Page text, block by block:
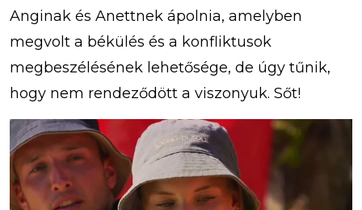
Anginak és Anettnek ápolnia, amelyben
megvolt a békülés és a konfliktusok
megbeszélésének lehetősége, de úgy tűnik,
hogy nem rendeződött a viszonyuk. Sőt!